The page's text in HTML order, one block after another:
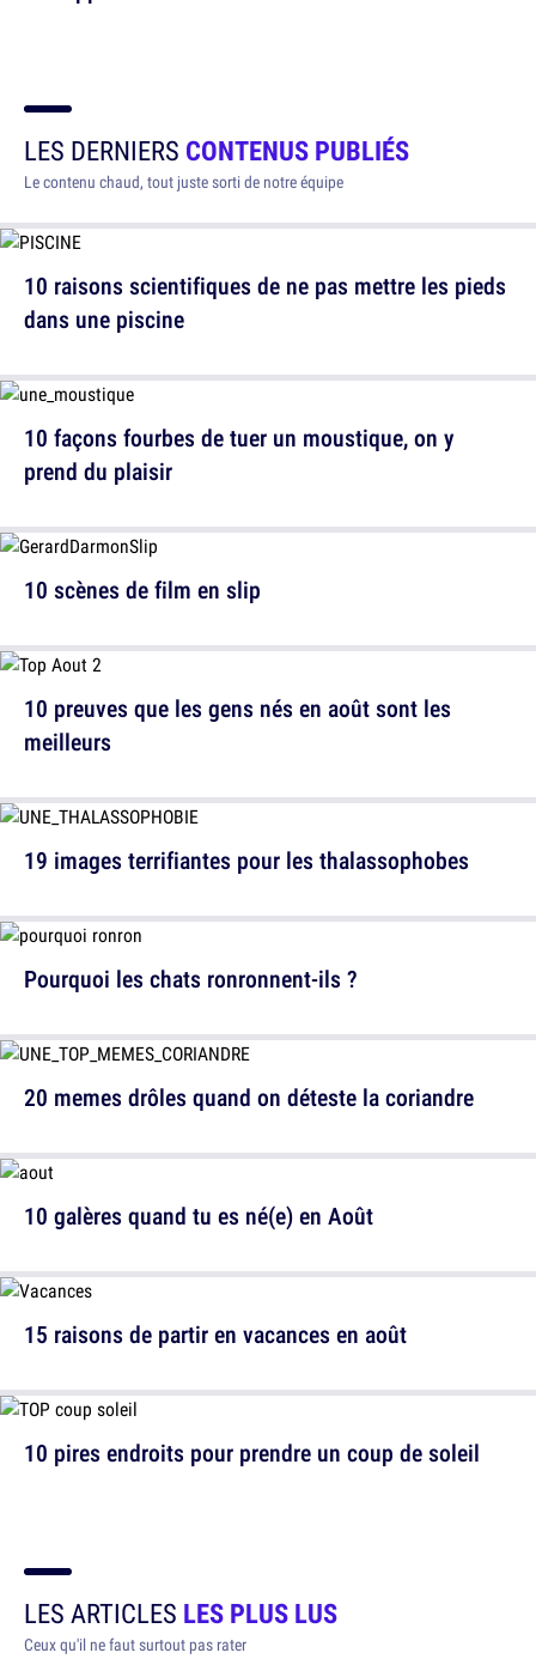
LES DERNIERS CONTENUS PUBLIÉS
Le contenu chaud, tout juste sorti de notre équipe
10 raisons scientifiques de ne pas mettre les pieds
dans une piscine
10 scènes de film en slip
19 images terrifiantes pour les thalassophobes
20 memes drôles quand on déteste la coriandre
15 raisons de partir en vacances en août
10 façons fourbes de tuer un moustique, on y
prend du plaisir
10 preuves que les gens nés en août sont les
meilleurs
Pourquoi les chats ronronnent-ils ?
10 galères quand tu es né(e) en Août
10 pires endroits pour prendre un coup de soleil
LES ARTICLES LES PLUS LUS
Ceux qu'il ne faut surtout pas rater